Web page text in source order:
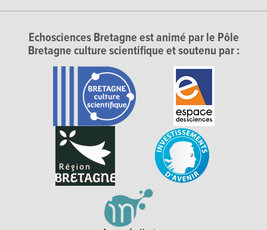
Echosciences Bretagne est animé par le Pôle
Bretagne culture scientifique et soutenu par :